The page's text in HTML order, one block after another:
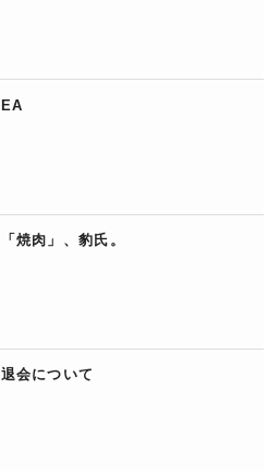
焼肉」、豹氏。
会について